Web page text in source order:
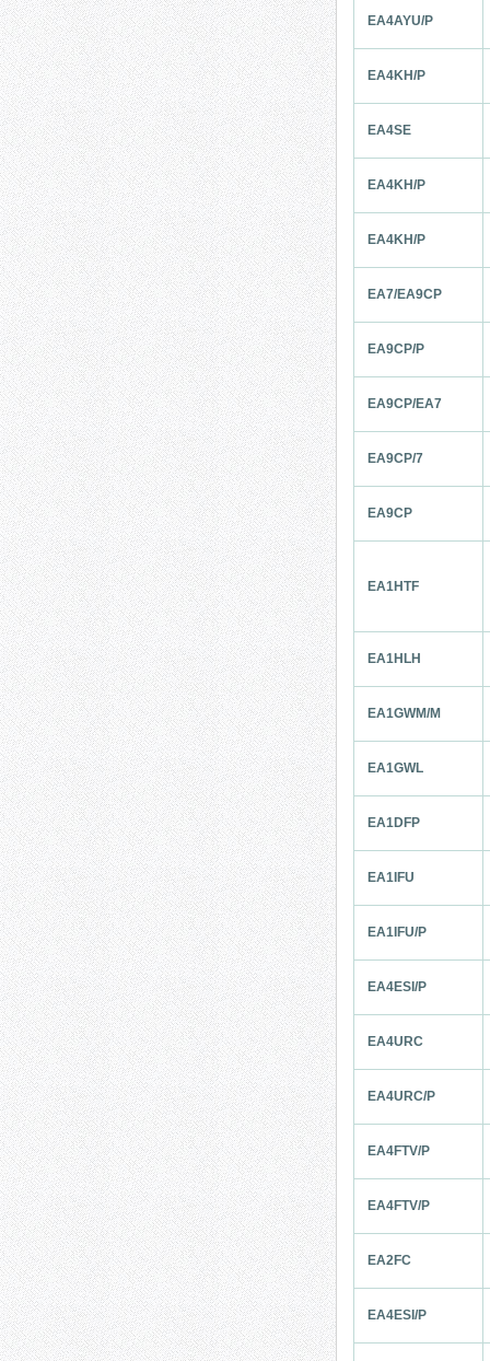
EA4AYU/P
EA4KH/P
EA4SE
EA4KH/P
EA4KH/P
EA7/EA9CP
EA9CP/P
EA9CP/EA7
EA9CP/7
EA9CP
EA1HTF
EA1HLH
EA1GWM/M
EA1GWL
EA1DFP
EA1IFU
EA1IFU/P
EA4ESI/P
EA4URC
EA4URC/P
EA4FTV/P
EA4FTV/P
EA2FC
EA4ESI/P